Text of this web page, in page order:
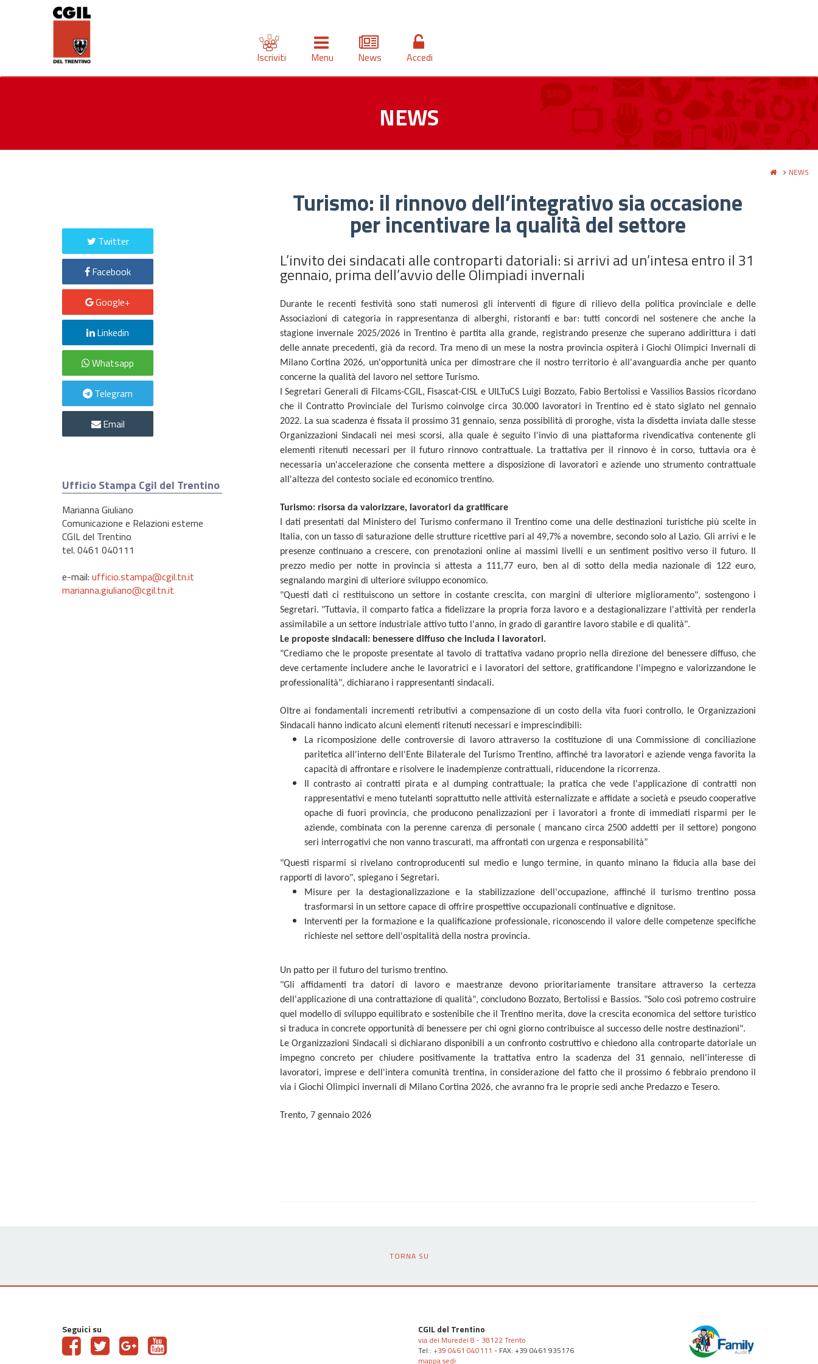
Iscriviti Menu News Accedi
NEWS
NEWS
Turismo: il rinnovo dell’integrativo sia occasione
per incentivare la qualità del settore
L’invito dei sindacati alle controparti datoriali: si arrivi ad un’intesa entro il 31
gennaio, prima dell’avvio delle Olimpiadi invernali
Durante le recenti festività sono stati numerosi gli interventi di figure di rilievo della politica provinciale e delle
Associazioni di categoria in rappresentanza di alberghi, ristoranti e bar: tutti concordi nel sostenere che anche la
stagione invernale 2025/2026 in Trentino è partita alla grande, registrando presenze che superano addirittura i dati
delle annate precedenti, già da record. Tra meno di un mese la nostra provincia ospiterà i Giochi Olimpici Invernali di
Milano Cortina 2026, un'opportunità unica per dimostrare che il nostro territorio è all'avanguardia anche per quanto
concerne la qualità del lavoro nel settore Turismo.
I Segretari Generali di Filcams-CGIL, Fisascat-CISL e UILTuCS Luigi Bozzato, Fabio Bertolissi e Vassilios Bassios ricordano
che il Contratto Provinciale del Turismo coinvolge circa 30.000 lavoratori in Trentino ed è stato siglato nel gennaio
2022. La sua scadenza è fissata il prossimo 31 gennaio, senza possibilità di proroghe, vista la disdetta inviata dalle stesse
Organizzazioni Sindacali nei mesi scorsi, alla quale è seguito l'invio di una piattaforma rivendicativa contenente gli
elementi ritenuti necessari per il futuro rinnovo contrattuale. La trattativa per il rinnovo è in corso, tuttavia ora è
necessaria un'accelerazione che consenta mettere a disposizione di lavoratori e aziende uno strumento contrattuale
all'altezza del contesto sociale ed economico trentino.
Turismo: risorsa da valorizzare, lavoratori da gratificare
I dati presentati dal Ministero del Turismo confermano il Trentino come una delle destinazioni turistiche più scelte in
Italia, con un tasso di saturazione delle strutture ricettive pari al 49,7% a novembre, secondo solo al Lazio. Gli arrivi e le
presenze continuano a crescere, con prenotazioni online ai massimi livelli e un sentiment positivo verso il futuro. Il
prezzo medio per notte in provincia si attesta a 111,77 euro, ben al di sotto della media nazionale di 122 euro,
segnalando margini di ulteriore sviluppo economico.
"Questi dati ci restituiscono un settore in costante crescita, con margini di ulteriore miglioramento", sostengono i
Segretari. "Tuttavia, il comparto fatica a fidelizzare la propria forza lavoro e a destagionalizzare l'attività per renderla
assimilabile a un settore industriale attivo tutto l'anno, in grado di garantire lavoro stabile e di qualità".
Le proposte sindacali: benessere diffuso che includa i lavoratori.
"Crediamo che le proposte presentate al tavolo di trattativa vadano proprio nella direzione del benessere diffuso, che
deve certamente includere anche le lavoratrici e i lavoratori del settore, gratificandone l'impegno e valorizzandone le
professionalità", dichiarano i rappresentanti sindacali.
Oltre ai fondamentali incrementi retributivi a compensazione di un costo della vita fuori controllo, le Organizzazioni
Sindacali hanno indicato alcuni elementi ritenuti necessari e imprescindibili:
La ricomposizione delle controversie di lavoro attraverso la costituzione di una Commissione di conciliazione
paritetica all'interno dell'Ente Bilaterale del Turismo Trentino, affinché tra lavoratori e aziende venga favorita la
capacità di affrontare e risolvere le inadempienze contrattuali, riducendone la ricorrenza.
Il contrasto ai contratti pirata e al dumping contrattuale; la pratica che vede l'applicazione di contratti non
rappresentativi e meno tutelanti soprattutto nelle attività esternalizzate e affidate a società e pseudo cooperative
opache di fuori provincia, che producono penalizzazioni per i lavoratori a fronte di immediati risparmi per le
aziende, combinata con la perenne carenza di personale ( mancano circa 2500 addetti per il settore) pongono
seri interrogativi che non vanno trascurati, ma affrontati con urgenza e responsabilità”
"Questi risparmi si rivelano controproducenti sul medio e lungo termine, in quanto minano la fiducia alla base dei
rapporti di lavoro", spiegano i Segretari.
Misure per la destagionalizzazione e la stabilizzazione dell'occupazione, affinché il turismo trentino possa
trasformarsi in un settore capace di offrire prospettive occupazionali continuative e dignitose.
Interventi per la formazione e la qualificazione professionale, riconoscendo il valore delle competenze specifiche
richieste nel settore dell'ospitalità della nostra provincia.
Un patto per il futuro del turismo trentino.
"Gli affidamenti tra datori di lavoro e maestranze devono prioritariamente transitare attraverso la certezza
dell'applicazione di una contrattazione di qualità", concludono Bozzato, Bertolissi e Bassios. "Solo così potremo costruire
quel modello di sviluppo equilibrato e sostenibile che il Trentino merita, dove la crescita economica del settore turistico
si traduca in concrete opportunità di benessere per chi ogni giorno contribuisce al successo delle nostre destinazioni".
Le Organizzazioni Sindacali si dichiarano disponibili a un confronto costruttivo e chiedono alla controparte datoriale un
impegno concreto per chiudere positivamente la trattativa entro la scadenza del 31 gennaio, nell'interesse di
lavoratori, imprese e dell'intera comunità trentina, in considerazione del fatto che il prossimo 6 febbraio prendono il
via i Giochi Olimpici invernali di Milano Cortina 2026, che avranno fra le proprie sedi anche Predazzo e Tesero.
Trento, 7 gennaio 2026
Twitter
Facebook
Google+
Linkedin
Whatsapp
Telegram
Email
Ufficio Stampa Cgil del Trentino
Marianna Giuliano
Comunicazione e Relazioni esterne
CGIL del Trentino
tel. 0461 040111
e-mail: ufficio.stampa@cgil.tn.it
marianna.giuliano@cgil.tn.it
TORNA SU
Seguici su CGIL del Trentino
via dei Muredei 8 - 38122 Trento
Tel.: +39 0461 040111 - FAX: +39 0461 935176
mappa sedi